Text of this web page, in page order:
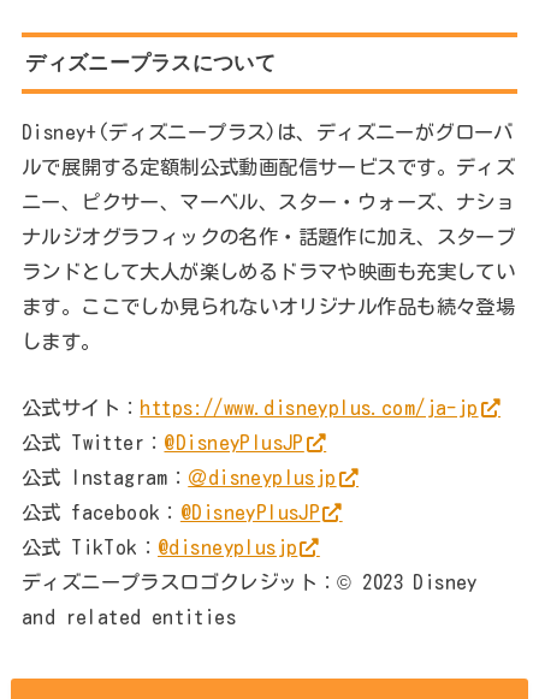
ディズニープラスについて
Disney+(ディズニープラス)は、ディズニーがグローバ
ルで展開する定額制公式動画配信サービスです。ディズ
ニー、ピクサー、マーベル、スター・ウォーズ、ナショ
ナルジオグラフィックの名作・話題作に加え、スターブ
ランドとして大人が楽しめるドラマや映画も充実してい
ます。ここでしか見られないオリジナル作品も続々登場
します。
公式サイト： https://www.disneyplus.com/ja-jp
公式 Twitter： @DisneyPlusJP
公式 Instagram： ＠disneyplusjp
公式 facebook： @DisneyPlusJP
公式 TikTok： @disneyplusjp
ディズニープラスロゴクレジット：© 2023 Disney
and related entities